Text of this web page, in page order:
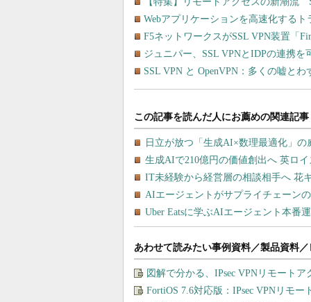
Webアプリケーションを高速化する
F5ネットワークスがSSL VPN装置「
ジュニパー、SSL VPNとIDPの連携を
SSL VPN と OpenVPN：多くの嘘と
あわせて読みたい事例資料／製品資料
図解で分かる、IPsec VPNリモート
FortiOS 7.6対応版：IPsec VPNリモー